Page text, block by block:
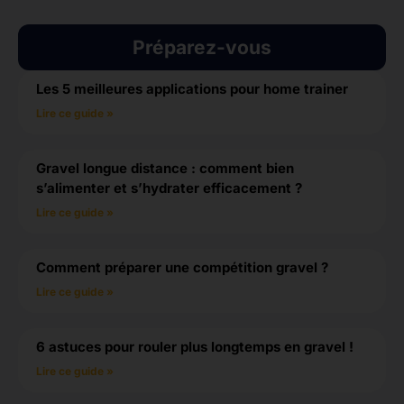
Préparez-vous
Les 5 meilleures applications pour home trainer
Lire ce guide »
Gravel longue distance : comment bien
s’alimenter et s’hydrater efficacement ?
Lire ce guide »
Comment préparer une compétition gravel ?
Lire ce guide »
6 astuces pour rouler plus longtemps en gravel !
Lire ce guide »